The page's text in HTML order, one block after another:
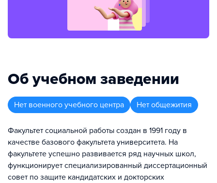
Об учебном заведении
Нет военного учебного центра Нет общежития
Факультет социальной работы создан в 1991 году в
качестве базового факультета университета. На
факультете успешно развивается ряд научных школ,
функционирует специализированный диссертационный
совет по защите кандидатских и докторских